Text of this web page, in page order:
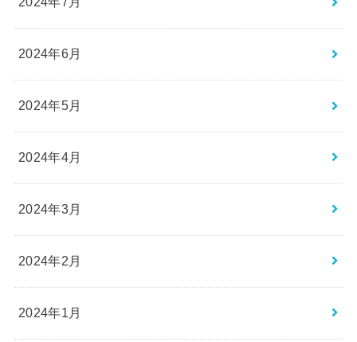
2024年6月
2024年5月
2024年4月
2024年3月
2024年2月
2024年1月